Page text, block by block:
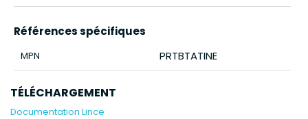
Références spécifiques
MPN PRTBTATINE
TÉLÉCHARGEMENT
Documentation Lince